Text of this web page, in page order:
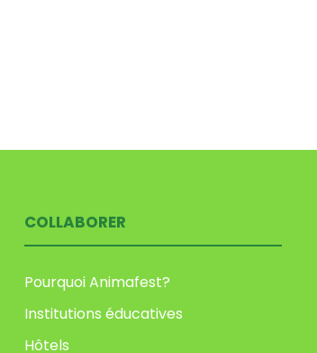
COLLABORER
Pourquoi Animafest?
Institutions éducatives
Hôtels